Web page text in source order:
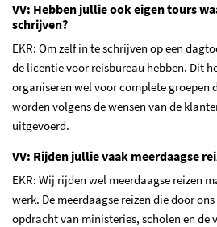
VV: Hebben jullie ook eigen tours
schrijven?
EKR: Om zelf in te schrijven op een
de licentie voor reisbureau hebben. Dit
organiseren wel voor complete groepen
worden volgens de wensen van de
uitgevoerd.
VV: Rijden jullie vaak meerdaagse
EKR: Wij rijden wel meerdaagse reizen
werk. De meerdaagse reizen die door
opdracht van ministeries, scholen en de